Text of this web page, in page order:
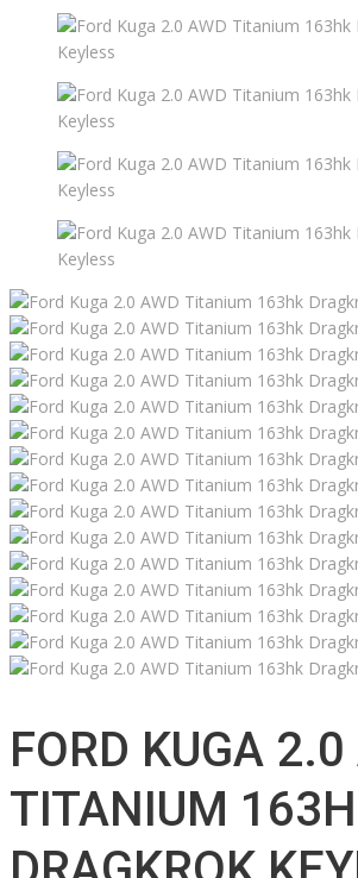
FORD KUGA 2.0
TITANIUM